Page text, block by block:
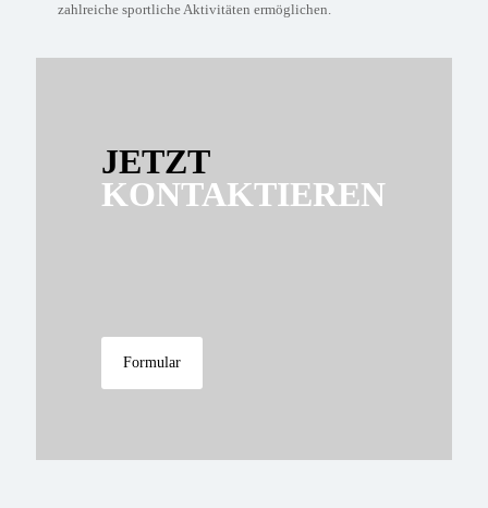
zahlreiche sportliche Aktivitäten ermöglichen.
JETZT
KONTAKTIEREN
Formular